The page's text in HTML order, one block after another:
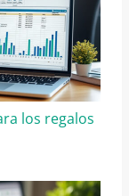
los regalos